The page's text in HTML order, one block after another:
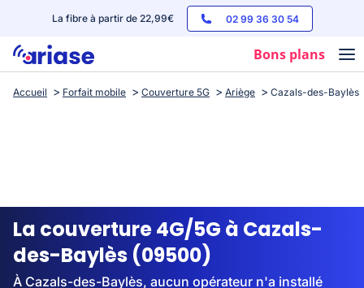
La fibre à partir de 22,99€ 02 99 36 30 54
Bons plans
Box internet
Streaming
Accueil Forfait mobile Couverture 5G Ariège Cazals-des-Baylès
La couverture 4G/5G à Cazals-
des-Baylès (09500)
À Cazals-des-Baylès, aucun opérateur n'a installé